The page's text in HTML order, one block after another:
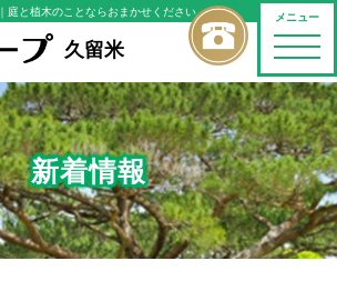
メニュー
toggle
｜庭と植木のことならおまかせください
久留米
新着情報